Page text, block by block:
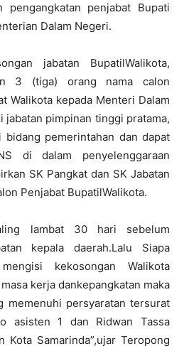
pengangkatan penjabat Bupati
Dalam Negeri.
jabatan BupatilWalikota,
3 (tiga) orang nama calon
Walikota kepada Menteri Dalam
jabatan pimpinan tinggi pratama,
bidang pemerintahan dan dapat
di dalam penyelenggaraan
SK Pangkat dan SK Jabatan
Penjabat BupatilWalikota.
lambat 30 hari sebelum
kepala daerah.Lalu Siapa
kekosongan Walikota
kerja dankepangkatan maka
memenuhi persyaratan tersurat
asisten 1 dan Ridwan Tassa
Kota Samarinda”,ujar Teropong